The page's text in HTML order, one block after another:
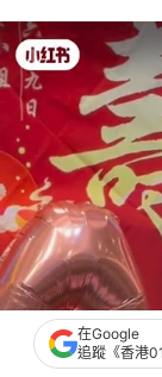
在Google
追蹤《香港